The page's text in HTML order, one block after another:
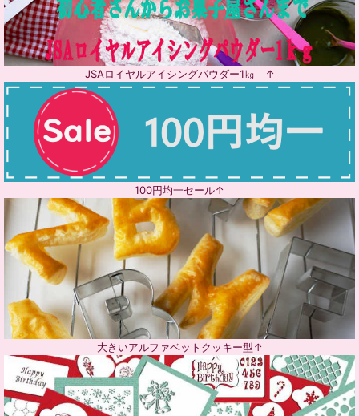
JSAロイヤルアイシングパウダー1㎏ ↑
100円均一セール↑
大きいアルファベットクッキー型↑